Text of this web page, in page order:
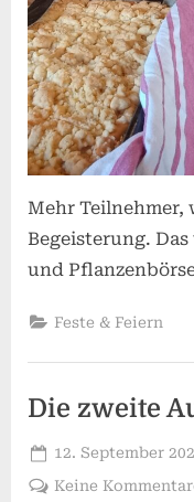
Mehr Teilnehmer,
Begeisterung.
und
Feste & Feiern
Die zweite
Posted
on
12. September
Keine